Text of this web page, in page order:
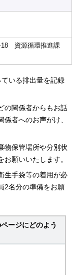
18 資源循環推進課
ている排出量を記録
の関係者からもお話
者へのお声がけ、
物保管場所や分別状
願いいたします。
生手袋等の着用が必
2名分の準備をお願
ージにどのよう